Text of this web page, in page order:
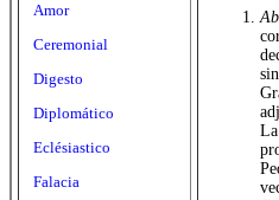
Amor
Ceremonial
Digesto
Diplomático
Eclésiastico
Falacia